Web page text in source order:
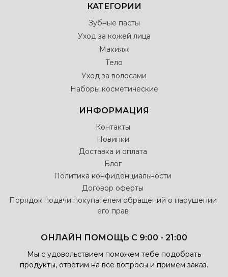
КАТЕГОРИИ
Зубные пасты
Уход за кожей лица
Макияж
Тело
Уход за волосами
Наборы косметические
ИНФОРМАЦИЯ
Контакты
Новинки
Доставка и оплата
Блог
Политика конфиденциальности
Договор оферты
Порядок подачи покупателем обращений о нарушении
его прав
ОНЛАЙН ПОМОЩЬ С 9:00 - 21:00
Мы с удовольствием поможем тебе подобрать
продукты, ответим на все вопросы и примем заказ.